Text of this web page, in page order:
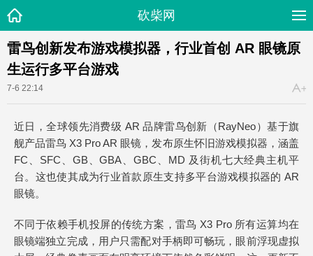
砍柴网
雷鸟创新发布游戏模拟器，行业首创 AR 眼镜原
生运行多平台游戏
7-6 22:14
近日，全球领先消费级 AR 品牌雷鸟创新（RayNeo）基于旗
舰产品雷鸟 X3 Pro AR 眼镜，发布原生怀旧游戏模拟器，涵盖
FC、SFC、GB、GBA、GBC、MD 及街机七大经典主机平
台。这也使其成为行业首款原生支持多平台游戏模拟器的 AR
眼镜。
不同于依赖手机投屏的传统方案，雷鸟 X3 Pro 所有运算均在
眼镜端独立完成，用户只需配对手柄即可畅玩，眼前浮现虚拟